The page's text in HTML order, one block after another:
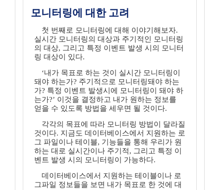
모니터링에 대한 고려
첫 번째로 모니터링에 대해 이야기해보자.
실시간 모니터링의 대상과 주기적인 모니터링
의 대상, 그리고 특정 이벤트 발생 시의 모니터
링 대상이 있다.
‘내가 목표로 하는 것이 실시간 모니터링이
돼야 하는가? 주기적으로 모니터링돼야 하는
가? 특정 이벤트 발생시에 모니터링이 돼야 하
는가?’ 이것을 결정하고 내가 원하는 정보를
얻을 수 있도록 방법을 세우면 될 것이다.
각각의 목표에 따라 모니터링 방법이 달라질
것이다. 지금도 데이터베이스에서 지원하는 로
그 파일이나 테이블, 기능들을 통해 우리가 원
하는 대로 실시간이나 주기적, 그리고 특정 이
벤트 발생 시의 모니터링이 가능하다.
데이터베이스에서 지원하는 테이블이나 로
그파일 정보들을 보면 내가 목표로 한 것에 대